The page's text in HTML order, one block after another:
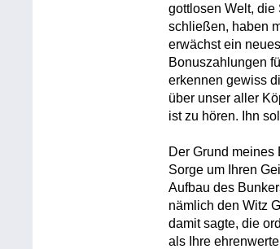
gottlosen Welt, die
schließen, haben
erwächst ein
Bonuszahlungen
erkennen gewiss
über unser aller
ist zu hören. Ihn
Der Grund meines
Sorge um Ihren
Aufbau des
nämlich den Witz
damit sagte, die
als Ihre